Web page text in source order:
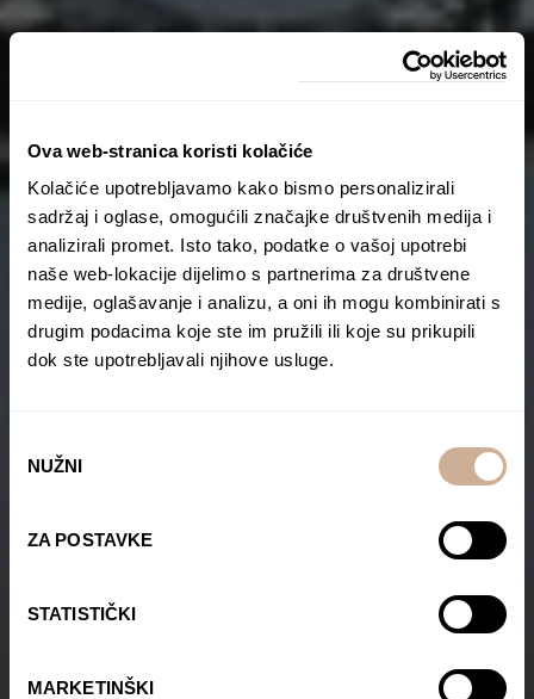
Ova web-stranica koristi kolačiće
Kolačiće upotrebljavamo kako bismo personalizirali
sadržaj i oglase, omogućili značajke društvenih medija i
analizirali promet. Isto tako, podatke o vašoj upotrebi
naše web-lokacije dijelimo s partnerima za društvene
medije, oglašavanje i analizu, a oni ih mogu kombinirati s
drugim podacima koje ste im pružili ili koje su prikupili
dok ste upotrebljavali njihove usluge.
pristanka
NUŽNI
ZA POSTAVKE
STATISTIČKI
MARKETINŠKI